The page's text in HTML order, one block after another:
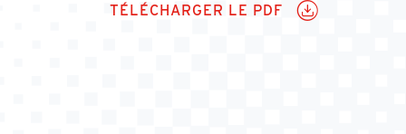
TÉLÉCHARGER LE PDF